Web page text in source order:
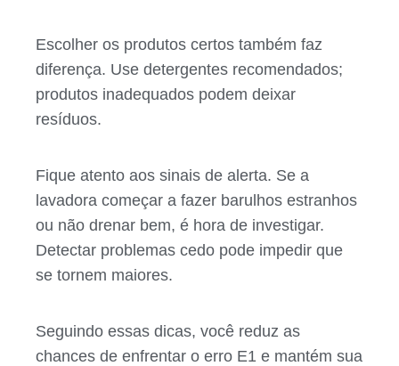
Escolher os produtos certos também faz
diferença. Use detergentes recomendados;
produtos inadequados podem deixar
resíduos.
Fique atento aos sinais de alerta. Se a
lavadora começar a fazer barulhos estranhos
ou não drenar bem, é hora de investigar.
Detectar problemas cedo pode impedir que
se tornem maiores.
Seguindo essas dicas, você reduz as
chances de enfrentar o erro E1 e mantém sua